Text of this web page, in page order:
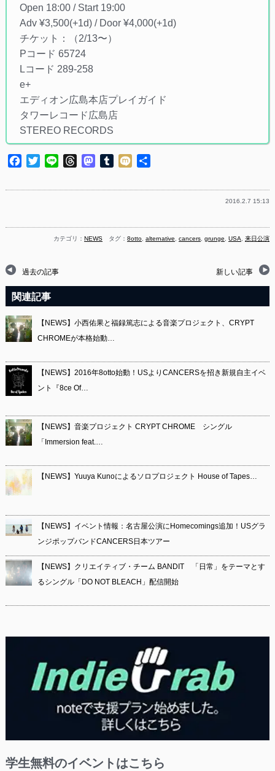
Open 18:00 / Start 19:00
Adv ¥3,500(+1d) / Door ¥4,000(+1d)
チケット：（2/13〜）
Pコード 65724
Lコード 289-258
e+
エディオン広島本店プレイガイド
タワーレコード広島店
STEREO RECORDS
Facebook
TwitterLine ThreadsMastodon
Tumblr
Mixi
2016.2.7 15:13
カテゴリ：NEWS タグ：8otto,alternative,cancers,grunge,USA,来日公演
過去の記事 新しい記事
関連記事
【NEWS】小西佑果と福録篤志による音楽プロジェクト、CRYPT
CHROMEが本格始動…
【NEWS】2016年8otto始動！USよりCANCERSを招き新規自主イベ
ント『8ce Of…
【NEWS】音楽プロジェクト CRYPT CHROME シングル
「Immersion feat.…
【NEWS】Yuuya Kunoによるソロプロジェクト House of Tapes…
【NEWS】イベント情報：名古屋公演にHomecomings追加！USグラ
ンジポップバンドCANCERS日本ツアー
【NEWS】クリエイティブ・チーム BANDIT 「日常」をテーマとす
るシングル「DO NOT BLEACH」配信開始
学生無料のイベントはこちら